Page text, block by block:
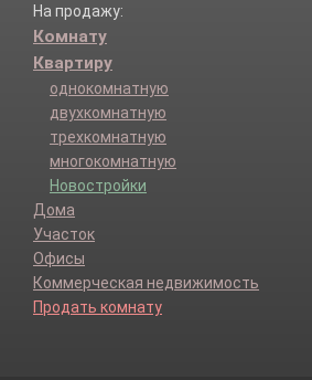
На продажу:
Комнату
Квартиру
однокомнатную
двухкомнатную
трехкомнатную
многокомнатную
Новостройки
Дома
Участок
Офисы
Коммерческая недвижимость
Продать комнату